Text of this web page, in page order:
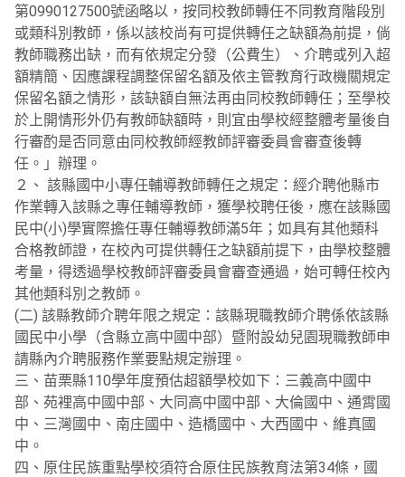
第0990127500號函略以，按同校教師轉任不同教育階段別
或類科別教師，係以該校尚有可提供轉任之缺額為前提，倘
教師職務出缺，而有依規定分發（公費生）、介聘或列入超
額精簡、因應課程調整保留名額及依主管教育行政機關規定
保留名額之情形，該缺額自無法再由同校教師轉任；至學校
於上開情形外仍有教師缺額時，則宜由學校經整體考量後自
行審酌是否同意由同校教師經教師評審委員會審查後轉
任。」辦理。
２、 該縣國中小專任輔導教師轉任之規定：經介聘他縣市
作業轉入該縣之專任輔導教師，獲學校聘任後，應在該縣國
民中(小)學實際擔任專任輔導教師滿5年；如具有其他類科
合格教師證，在校內可提供轉任之缺額前提下，由學校整體
考量，得透過學校教師評審委員會審查通過，始可轉任校內
其他類科別之教師。
(二) 該縣教師介聘年限之規定：該縣現職教師介聘係依該縣
國民中小學（含縣立高中國中部）暨附設幼兒園現職教師申
請縣內介聘服務作業要點規定辦理。
三、苗栗縣110學年度預估超額學校如下：三義高中國中
部、苑裡高中國中部、大同高中國中部、大倫國中、通霄國
中、三灣國中、南庄國中、造橋國中、大西國中、維真國
中。
四、原住民族重點學校須符合原住民族教育法第34條，國